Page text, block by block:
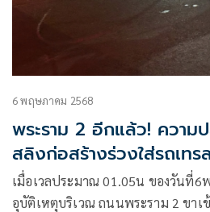
6 พฤษภาคม 2568
พระราม 2 อีกแล้ว! ความ
สลิงก่อสร้างร่วงใส่รถเท
รถกระบะหน้าพังยับ
เมื่อเวลประมาณ 01.05น ของวันที่6
อุบัติเหตุบริเวณ ถนนพระราม 2 ขาเ